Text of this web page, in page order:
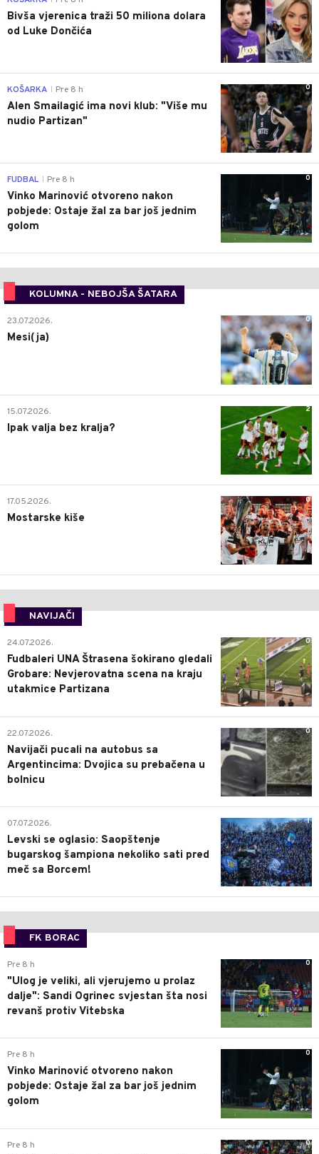
Bivša vjerenica traži 50 miliona dolara
od Luke Dončića
0
KOŠARKA Pre 8 h
Alen Smailagić ima novi klub: "Više mu
nudio Partizan"
0
FUDBAL Pre 8 h
Vinko Marinović otvoreno nakon
pobjede: Ostaje žal za bar još jednim
golom
KOLUMNA - NEBOJŠA ŠATARA
0
23.07.2026.
Mesi(ja)
2
15.07.2026.
Ipak valja bez kralja?
0
17.05.2026.
Mostarske kiše
NAVIJAČI
0
24.07.2026.
Fudbaleri UNA Štrasena šokirano gledali
Grobare: Nevjerovatna scena na kraju
utakmice Partizana
0
22.07.2026.
Navijači pucali na autobus sa
Argentincima: Dvojica su prebačena u
bolnicu
1
07.07.2026.
Levski se oglasio: Saopštenje
bugarskog šampiona nekoliko sati pred
meč sa Borcem!
FK BORAC
0
Pre 8 h
"Ulog je veliki, ali vjerujemo u prolaz
dalje": Sandi Ogrinec svjestan šta nosi
revanš protiv Vitebska
0
Pre 8 h
Vinko Marinović otvoreno nakon
pobjede: Ostaje žal za bar još jednim
golom
0
Pre 8 h